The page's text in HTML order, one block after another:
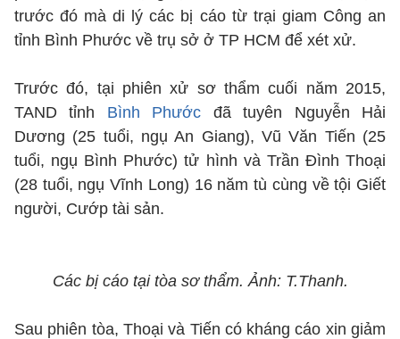
trước đó mà di lý các bị cáo từ trại giam Công an
tỉnh Bình Phước về trụ sở ở TP HCM để xét xử.
Trước đó, tại phiên xử sơ thẩm cuối năm 2015,
TAND tỉnh Bình Phước đã tuyên Nguyễn Hải
Dương (25 tuổi, ngụ An Giang), Vũ Văn Tiến (25
tuổi, ngụ Bình Phước) tử hình và Trần Đình Thoại
(28 tuổi, ngụ Vĩnh Long) 16 năm tù cùng về tội Giết
người, Cướp tài sản.
Các bị cáo tại tòa sơ thẩm. Ảnh: T.Thanh.
Sau phiên tòa, Thoại và Tiến có kháng cáo xin giảm